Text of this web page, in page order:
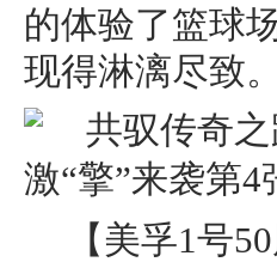
的体验了篮球
现得淋漓尽致。
【美孚1号